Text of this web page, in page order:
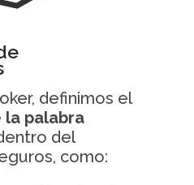
definimos el
la palabra
del
como: